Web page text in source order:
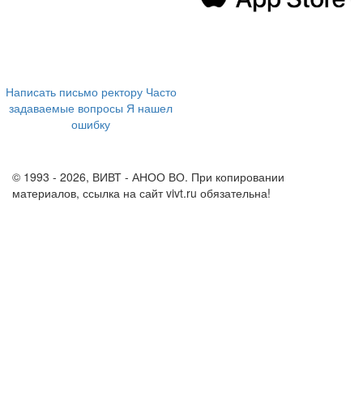
Написать письмо ректору Часто
задаваемые вопросы Я нашел
ошибку
© 1993 - 2026, ВИВТ - АНОО ВО. При копировании
материалов, ссылка на сайт vivt.ru обязательна!